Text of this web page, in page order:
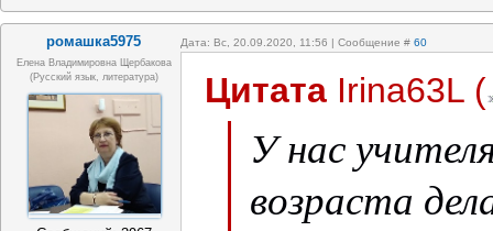
ромашка5975 Дата: Вс, 20.09.2020, 11:56 | Сообщение # 60
Елена Владимировна Щербакова
(русский язык, литература)
Цитата Irina63L (
У нас
возраста